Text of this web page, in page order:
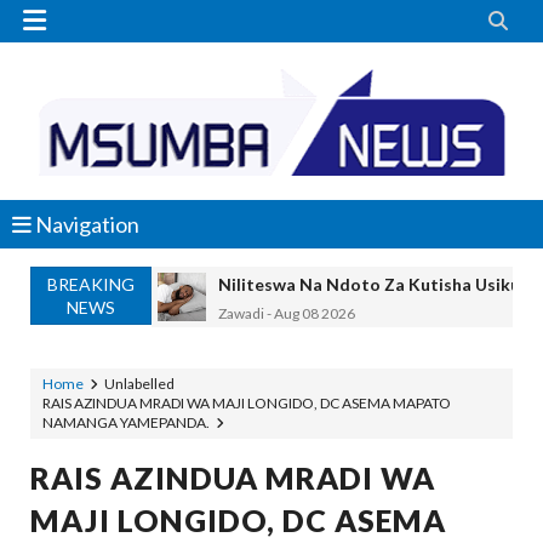
 
Navigation
BREAKING
NEWS
Niliteswa Na Ndoto Za Kutisha Usiku,
Zawadi -Aug 08 2026
TANZANIA YAANGAZA TEKNOLOJIA
MGALU APONGEZA HATUA ZA
MSUMBA - Aug 08 2026
WMA YAPONGEZWA KWA
Home
Unlabelled
RAIS AZINDUA MRADI WA MAJI LONGIDO, DC ASEMA MAPATO
NAMANGA YAMEPANDA.
RAIS AZINDUA MRADI WA
MAJI LONGIDO, DC ASEMA